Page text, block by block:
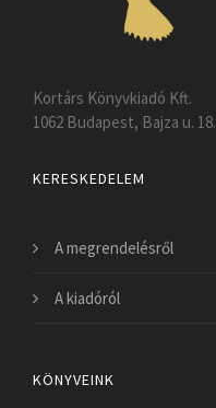
Kortárs Könyvkiadó Kft.
1062 Budapest, Bajza u. 18.
KERESKEDELEM
A megrendelésről
A kiadóról
KÖNYVEINK